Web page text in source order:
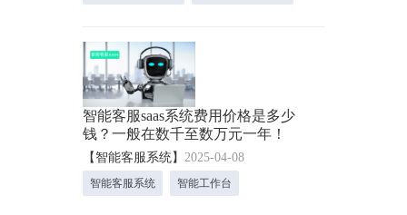
智能客服saas系统费用价格是多少
钱？一般在数千至数万元一年！
【智能客服系统】2025-04-08
智能客服系统 智能工作台